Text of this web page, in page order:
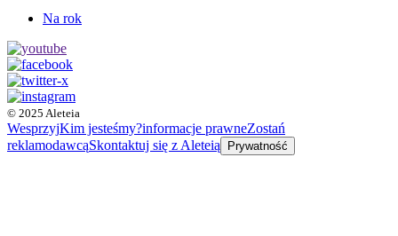
Na rok
© 2025 Aleteia
WesprzyjKim jesteśmy?informacje prawneZostań
reklamodawcąSkontaktuj się z Aleteią Prywatność